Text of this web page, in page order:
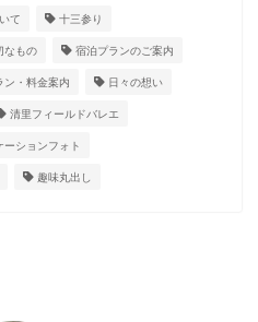
て 十三参り
なもの 宿泊プランのご案内
ン・料金案内 日々の想い
清里フィールドバレエ
ーションフォト
趣味丸出し